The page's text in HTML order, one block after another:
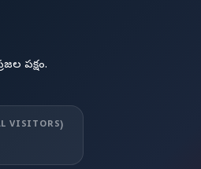
పక్షం.
VISITORS)